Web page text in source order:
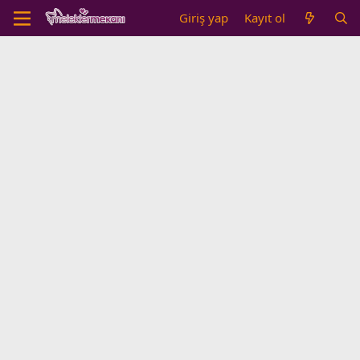
Giriş yap Kayıt ol